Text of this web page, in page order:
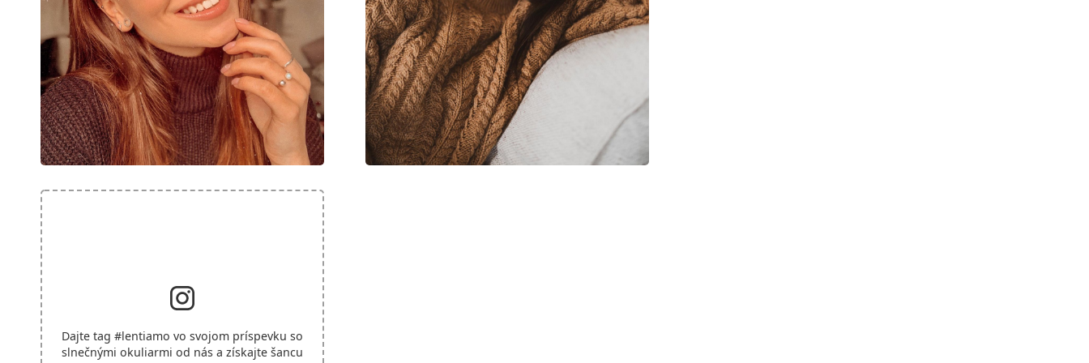
Dajte tag #lentiamo vo svojom príspevku so
slnečnými okuliarmi od nás a získajte šancu